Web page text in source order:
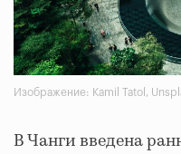
Изображение: Kamil Tatol,
В Чанги введена